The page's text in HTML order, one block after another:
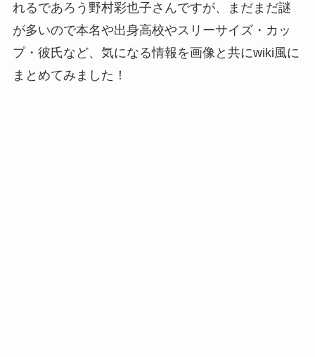
れるであろう野村彩也子さんですが、まだまだ謎
が多いので本名や出身高校やスリーサイズ・カッ
プ・彼氏など、気になる情報を画像と共にwiki風に
まとめてみました！